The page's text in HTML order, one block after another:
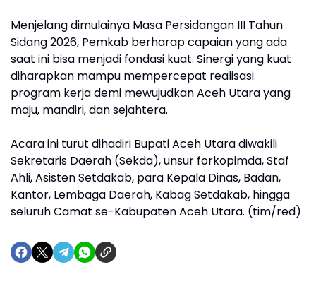
Menjelang dimulainya Masa Persidangan III Tahun
Sidang 2026, Pemkab berharap capaian yang ada
saat ini bisa menjadi fondasi kuat. Sinergi yang kuat
diharapkan mampu mempercepat realisasi
program kerja demi mewujudkan Aceh Utara yang
maju, mandiri, dan sejahtera.
Acara ini turut dihadiri Bupati Aceh Utara diwakili
Sekretaris Daerah (Sekda), unsur forkopimda, Staf
Ahli, Asisten Setdakab, para Kepala Dinas, Badan,
Kantor, Lembaga Daerah, Kabag Setdakab, hingga
seluruh Camat se-Kabupaten Aceh Utara. (tim/red)